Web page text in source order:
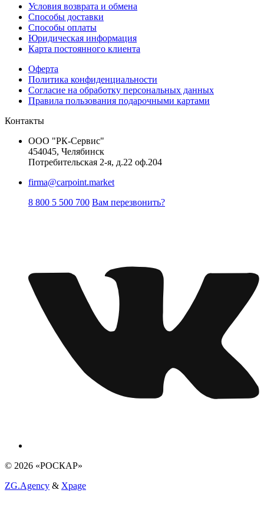
Условия возврата и обмена
Способы доставки
Способы оплаты
Юридическая информация
Карта постоянного клиента
Оферта
Политика конфиденциальности
Согласие на обработку персональных данных
Правила пользования подарочными картами
Контакты
ООО "РК-Сервис"
454045, Челябинск
Потребительская 2-я, д.22 оф.204
firma@carpoint.market
8 800 5 500 700 Вам перезвонить?
© 2026 «РОСКАР»
ZG.Agency & Xpage